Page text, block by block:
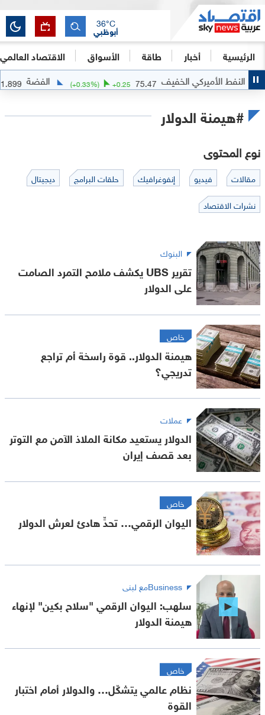
الرئيسية أخبار طاقة الأسواق الاقتصاد العالمي
أبوظبي
36°C
الأميركي الخفيف 75.47
+0.25
(+0.33 %) الفضة 61.899
#هيمنة الدولار
نوع المحتوى
مقالات فيديو إنفوغرافيك حلقات البرامج
ديجيتال
نشرات الاقتصاد
البنوك
تقرير UBS يكشف ملامح التمرد الصامت
على الدولار
خاص
هيمنة الدولار.. قوة راسخة أم تراجع
تدريجي؟
عملات
الدولار يستعيد مكانة الملاذ الآمن مع التوتر
بعد قصف إيران
خاص
اليوان الرقمي… تحدٍّ هادئ لعرش الدولار
Businessمع لبنى
سلهب: اليوان الرقمي "سلاح بكين" لإنهاء
هيمنة الدولار
خاص
نظام عالمي يتشكّل… والدولار أمام اختبار
القوة